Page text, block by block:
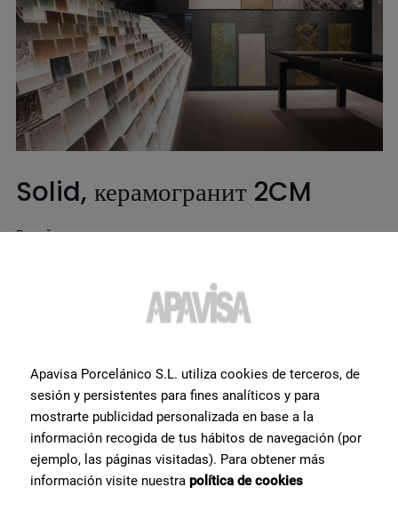
Solid, керамогранит 2CM
В этой зоне демонстрационного зала вы можете увидеть и
Apavisa Porcelánico S.L. utiliza cookies de terceros, de
sesión y persistentes para fines analíticos y para
mostrarte publicidad personalizada en base a la
información recogida de tus hábitos de navegación (por
ejemplo, las páginas visitadas). Para obtener más
información visite nuestra política de cookies